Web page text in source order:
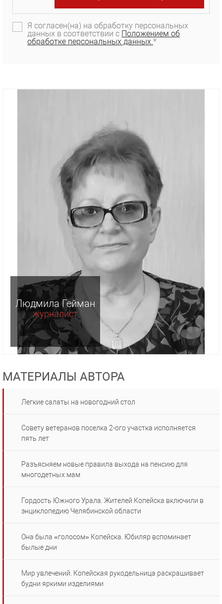
Я согласен(на) на обработку персональных
данных в соответствии с Положением об
обработке персональных данных.*
Людмила Гейман
журналист
МАТЕРИАЛЫ АВТОРА
Легкие салаты на новогодний стол
Совету ветеранов поселка 2-ого участка исполняется
пять лет
Разъясняем новые правила выхода на пенсию для
многодетных мам
Гордость Южного Урала. Жителей Копейска включили в
энциклопедию Челябинской области
Она была «голосом» Копейска. Юбиляр вспоминает
былые дни
Мир увлечений. Копейская рукодельница раскрашивает
будни яркими изделиями